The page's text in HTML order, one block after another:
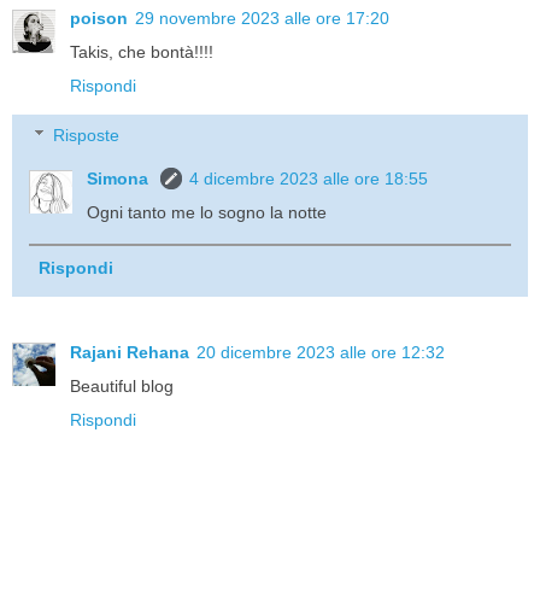
poison 29 novembre 2023 alle ore 17:20
Takis, che bontà!!!!
Rispondi
Risposte
Simona
4 dicembre 2023 alle ore 18:55
Ogni tanto me lo sogno la notte
Rispondi
Rajani Rehana 20 dicembre 2023 alle ore 12:32
Beautiful blog
Rispondi